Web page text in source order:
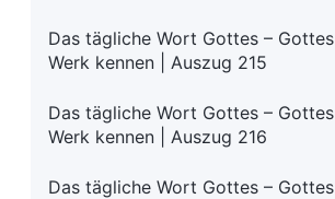
Das tägliche Wort Gottes – Gottes
Werk kennen | Auszug 215
Das tägliche Wort Gottes – Gottes
Werk kennen | Auszug 216
Das tägliche Wort Gottes – Gottes